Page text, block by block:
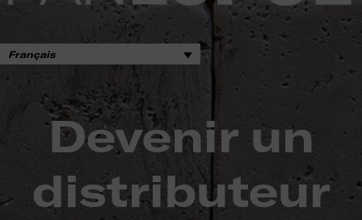
Français
Devenir un
distributeur